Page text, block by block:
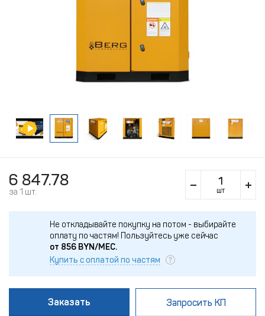
6 847.78
за 1 шт. шт
Не откладывайте покупку на потом - выбирайте
оплату по частям! Пользуйтесь уже сейчас
от 856 BYN/МЕС.
Купить с оплатой по частям
Заказать Запросить КП